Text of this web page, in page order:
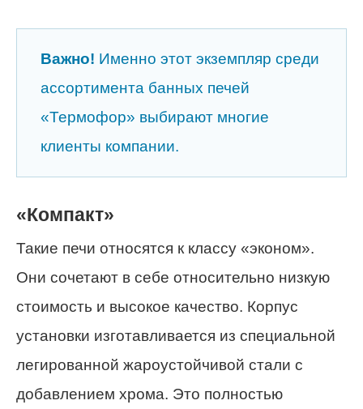
Важно! Именно этот экземпляр среди
ассортимента банных печей
«Термофор» выбирают многие
клиенты компании.
«Компакт»
Такие печи относятся к классу «эконом».
Они сочетают в себе относительно низкую
стоимость и высокое качество. Корпус
установки изготавливается из специальной
легированной жароустойчивой стали с
добавлением хрома. Это полностью